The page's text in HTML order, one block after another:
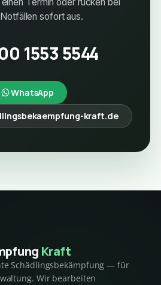
sofort aus.
1553 5544
WhatsApp
kraft.de
Kraft
Schädlingsbekämpfung — für
Wir bearbeiten